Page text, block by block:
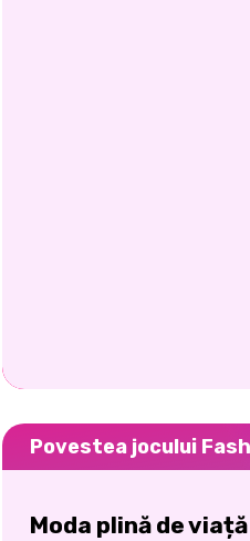
Povestea jocului
Moda plină de